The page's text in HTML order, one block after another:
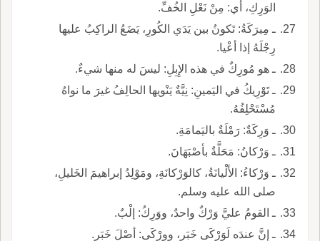
الوَرِكِ، أي: مِنْ نَعْلِ الخُفِّ.
ـ مِيرَكَةُ: تَكونُ بين يَدَي الكُورِ، يَضَعُ الراكِبُ عليها
رِجْلَهُ إذا أعْيا.
ـ هو مُورِكٌ في هذه الإِبِلِ: ليسَ له منها شيءٌ.
ـ تَوْرِيكُ في اليَمينِ: نِيَّةٌ يَنْويها الحالِفُ غيرَ ما نواهُ
مُسْتَحْلِفُهُ.
ـ وَرِكَةٌ: رَمْلَةٌ باليَمامَةِ.
ـ وَرْكانُ: مَحَلَّةٌ بأصْبَهَانَ.
ـ وَرْكاءُ: الأَلْيانَةُ، كالوَرْكانَةِ، ومَوْلِدُ إبراهيمَ الخَليلِ،
صلى الله عليه وسلم.
ـ القومُ عليَّ وَرْكٌ واحدٌ، ووَرِكُ: إلْبٌ.
ـ إنَّ عندَه لَوَرْكَى خَبَرٍ، ووِرْكَى: أصْلَ خَبَرٍ.